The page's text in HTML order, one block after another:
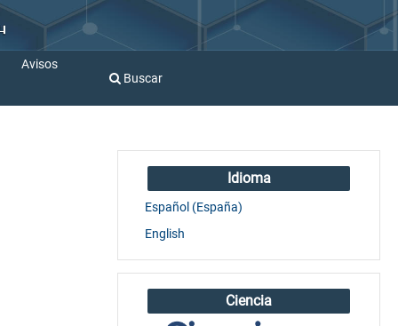
Avisos
Buscar
Idioma
Español (España)
English
Ciencia